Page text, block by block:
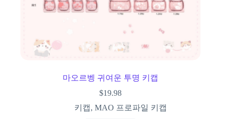
마오르벵 귀여운 투명 키캡
$19.98
키캡,MAO 프로파일 키캡